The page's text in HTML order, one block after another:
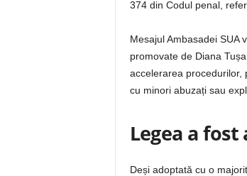
374 din Codul penal,
Mesajul Ambasadei SUA
promovate de Diana
accelerarea procedurilor,
cu minori abuzați sau
Legea a
Deși adoptată cu o